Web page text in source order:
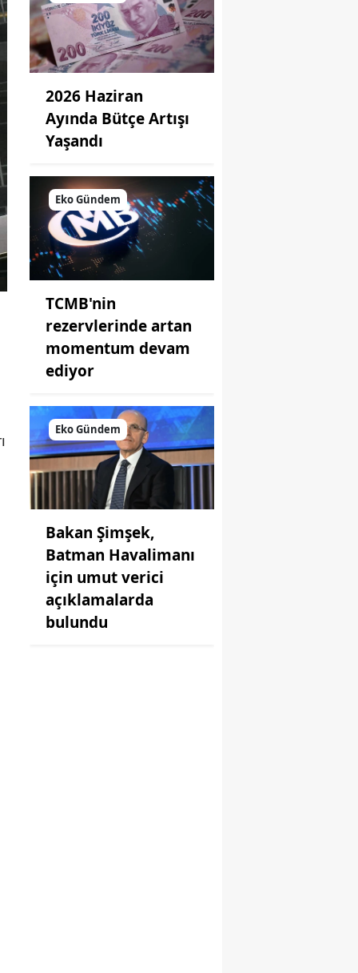
2026 Haziran
Ayında Bütçe Artışı
Yaşandı
Eko Gündem
TCMB'nin
rezervlerinde artan
momentum devam
ediyor
Eko Gündem
Bakan Şimşek,
Batman Havalimanı
için umut verici
açıklamalarda
bulundu